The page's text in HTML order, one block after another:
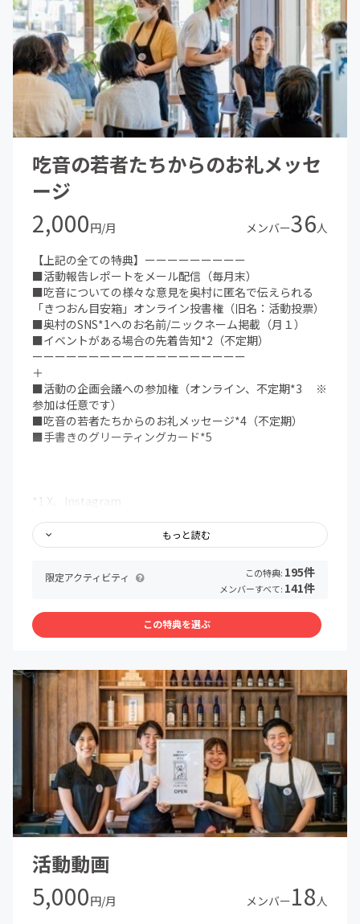
吃音の若者たちからのお礼メッセ
ージ
2,000円/月 メンバー36人
【上記の全ての特典】ーーーーーーーーー
■活動報告レポートをメール配信（毎月末）
■吃音についての様々な意見を奥村に匿名で伝えられる
「きつおん目安箱」オンライン投書権（旧名：活動投票）
■奥村のSNS*1へのお名前/ニックネーム掲載（月１）
■イベントがある場合の先着告知*2（不定期）
ーーーーーーーーーーーーーーーーーーー
＋
■活動の企画会議への参加権（オンライン、不定期*3 ※
参加は任意です）
■吃音の若者たちからのお礼メッセージ*4（不定期）
■手書きのグリーティングカード*5
*1 X、Instagram
orニックネームをご記入ください。
*2 イベントの先着告知スケジュールは公式LINEで配信、
*2 学生中心の活動は開催日が土日になることが多いです。
*3 頻度は複数月に１回程度、ZOOMで開催
*4 お礼メッセージはメールでお送りします。
*5 国際吃音啓発の日10/22時点で支援者になっている場合
もっと読む
限定アクティビティ この特典: 195件
メンバーすべて: 141件
この特典を選ぶ
活動動画
5,000円/月 メンバー18人